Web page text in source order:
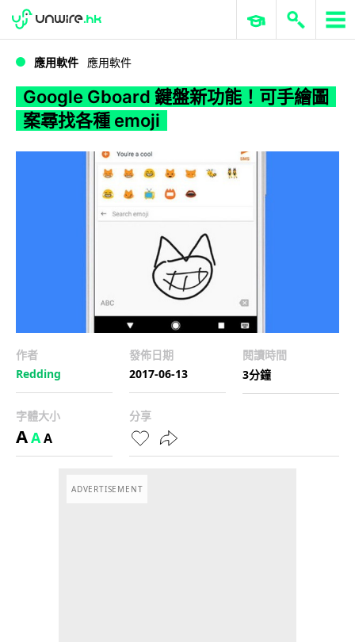
WWDC 2026 ERP 與商業 AI
應用軟件 應用軟件
Google Gboard 鍵盤新功能！可手繪圖
案尋找各種 emoji
作者
Redding
發佈日期
2017-06-13
閱讀時間
3分鐘
字體大小
AAA
分享
ADVERTISEMENT